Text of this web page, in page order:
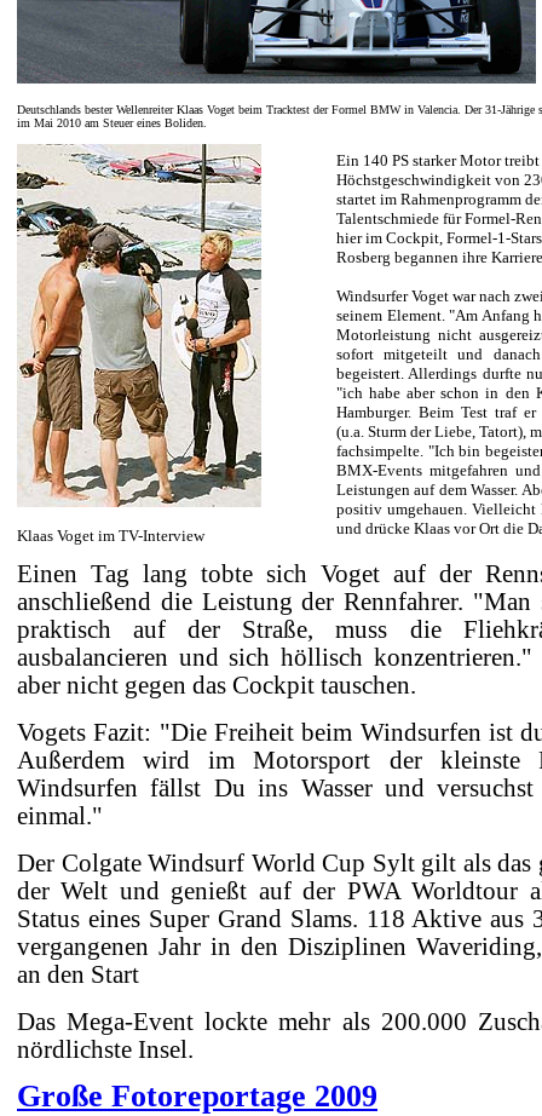
Deutschlands bester Wellenreiter Klaas Voget beim Tracktest der Formel BMW in Valencia. Der 31-Jährige
im Mai 2010 am Steuer eines Boliden.
Klaas Voget im TV-Interview
Ein 140 PS starker Motor
Höchstgeschwindigkeit von
startet im Rahmenprogramm
Talentschmiede für Formel-
hier im Cockpit, Formel-1-
Rosberg begannen ihre
Windsurfer Voget war nach
seinem Element. "Am Anfang
Motorleistung nicht
sofort mitgeteilt und
begeistert. Allerdings durfte
"ich habe aber schon in den
Hamburger. Beim Test traf
(u.a. Sturm der Liebe, Tatort),
fachsimpelte. "Ich bin
BMX-Events mitgefahren
Leistungen auf dem Wasser.
positiv umgehauen. Vielleicht
und drücke Klaas vor Ort die
Einen Tag lang tobte sich Voget auf der
anschließend die Leistung der Rennfahrer.
praktisch auf der Straße, muss die
ausbalancieren und sich höllisch
aber nicht gegen das Cockpit tauschen.
Vogets Fazit: "Die Freiheit beim Windsurfen ist
Außerdem wird im Motorsport der kleinste
Windsurfen fällst Du ins Wasser und versuchst
einmal."
Der Colgate Windsurf World Cup Sylt gilt als
der Welt und genießt auf der PWA Worldtour
Status eines Super Grand Slams. 118 Aktive
vergangenen Jahr in den Disziplinen
an den Start
Das Mega-Event lockte mehr als 200.000
nördlichste Insel.
Große Fotoreportage 2009